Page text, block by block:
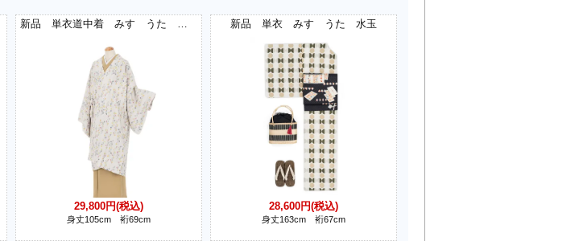
新品 単衣道中着 みすゞうた 淡雪 パステル
29,800円(税込)
身丈105cm 裄69cm
新品 単衣 みすゞうた 水玉
28,600円(税込)
身丈163cm 裄67cm